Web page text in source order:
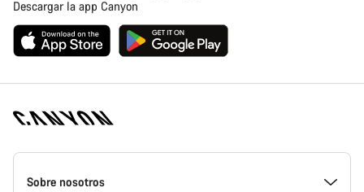
Descargar la app Canyon
Canyon
Homepage
Sobre nosotros